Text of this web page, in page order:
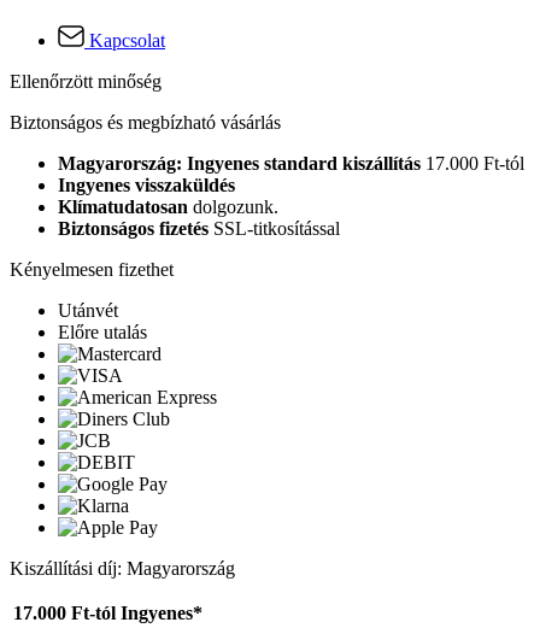
Kapcsolat
Ellenőrzött minőség
Biztonságos és megbízható vásárlás
Magyarország: Ingyenes standard kiszállítás 17.000 Ft-tól
Ingyenes visszaküldés
Klímatudatosan dolgozunk.
Biztonságos fizetés SSL-titkosítással
Kényelmesen fizethet
Utánvét
Előre utalás
Kiszállítási díj: Magyarország
17.000 Ft-tól Ingyenes*